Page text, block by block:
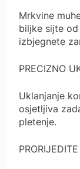
Mrkvine
biljke sijte
izbjegnete
PRECIZNO
Uklanjanje
osjetljiva
pletenje.